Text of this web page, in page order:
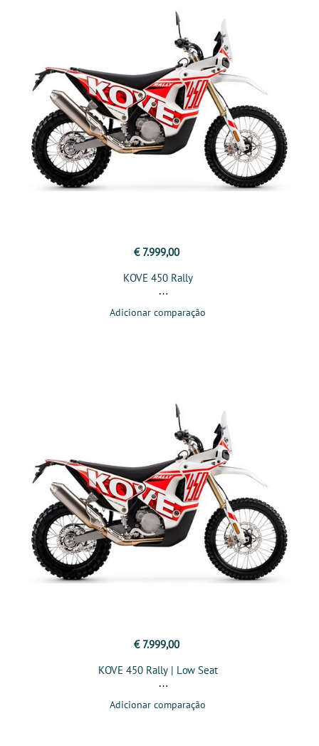
€ 7.999,00
KOVE 450 Rally
Adicionar comparação
€ 7.999,00
KOVE 450 Rally | Low Seat
Adicionar comparação